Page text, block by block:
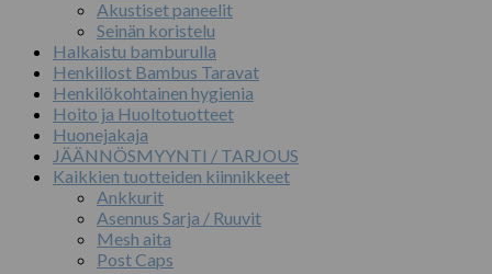
Akustiset paneelit
Seinän koristelu
Halkaistu bamburulla
Henkillost Bambus Taravat
Henkilökohtainen hygienia
Hoito ja Huoltotuotteet
Huonejakaja
JÄÄNNÖSMYYNTI / TARJOUS
Kaikkien tuotteiden kiinnikkeet
Ankkurit
Asennus Sarja / Ruuvit
Mesh aita
Post Caps